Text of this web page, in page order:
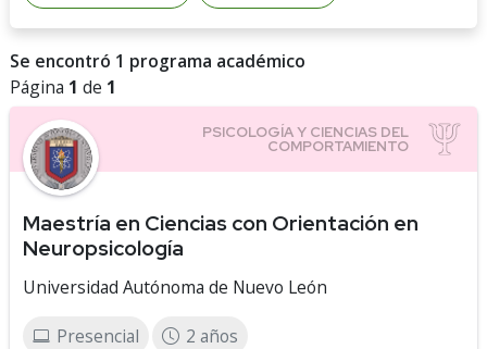
Se encontró 1 programa académico
Página 1 de 1
Maestría en Ciencias con Orientación en
Neuropsicología
Universidad Autónoma de Nuevo León
Presencial 2 años